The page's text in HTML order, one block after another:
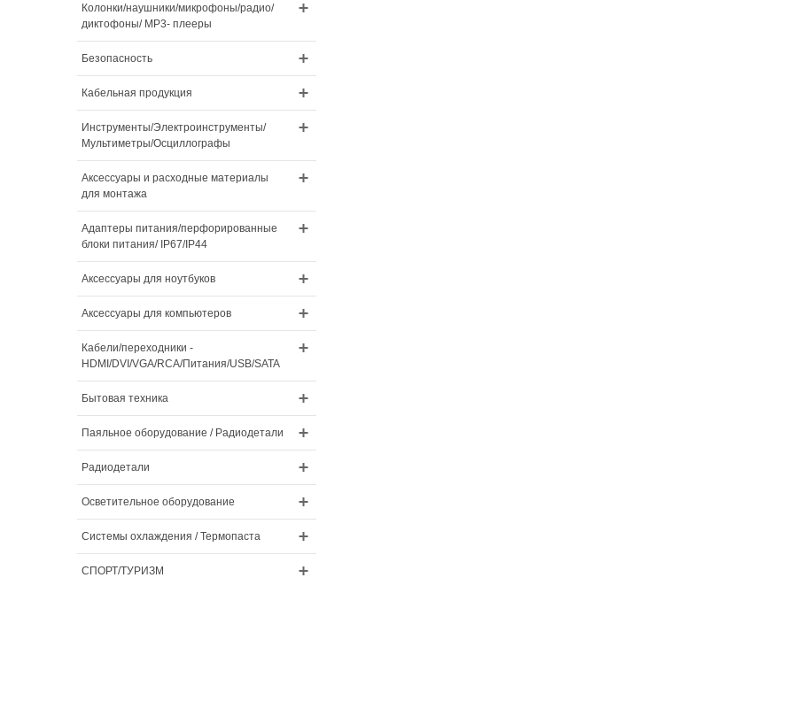
Колонки/наушники/микрофоны/радио/
диктофоны/ MP3- плееры
Безопасность
Кабельная продукция
Инструменты/Электроинструменты/
Мультиметры/Осциллографы
Аксессуары и расходные материалы
для монтажа
Адаптеры питания/перфорированные
блоки питания/ IP67/IP44
Аксессуары для ноутбуков
Аксессуары для компьютеров
Кабели/переходники -
HDMI/DVI/VGA/RCA/Питания/USB/SATA
Бытовая техника
Паяльное оборудование / Радиодетали
Радиодетали
Осветительное оборудование
Системы охлаждения / Термопаста
СПОРТ/ТУРИЗМ